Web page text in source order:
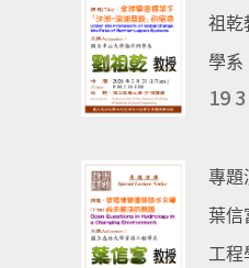
祖乾
學系
19
專題
葉信
工程